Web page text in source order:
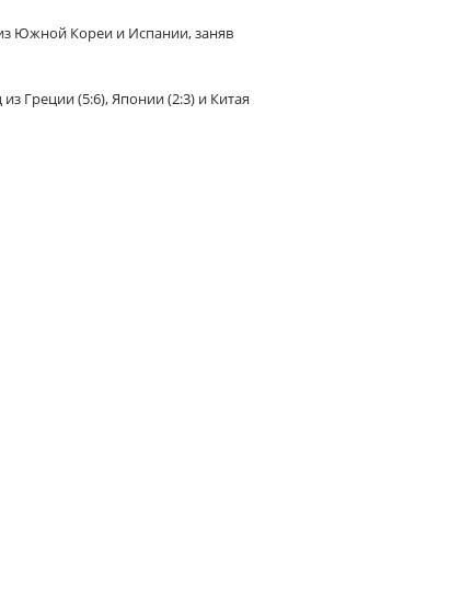
Южной Кореи и Испании, заняв
Греции (5:6), Японии (2:3) и Китая